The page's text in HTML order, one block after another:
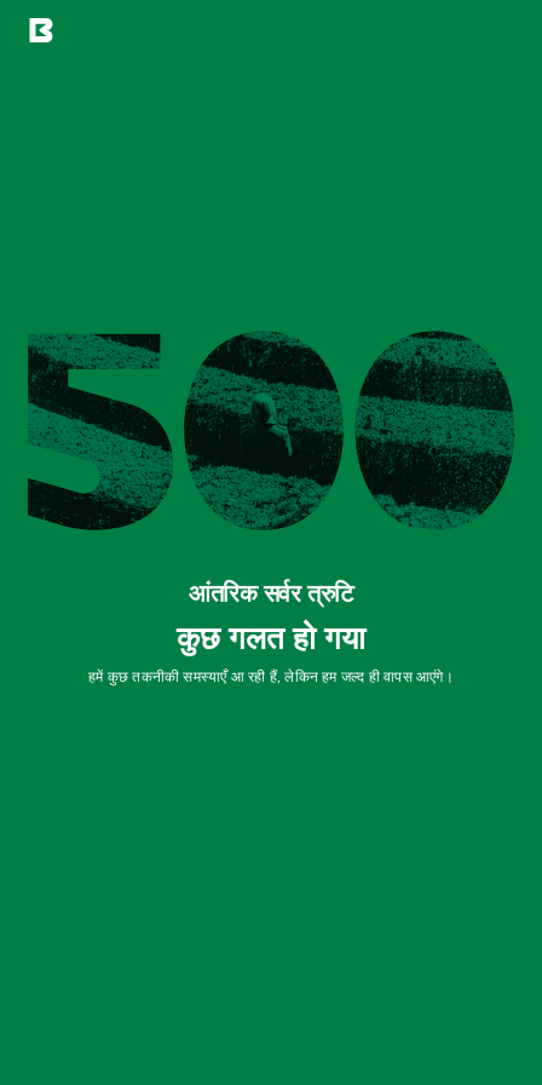
आंतरिक सर्वर त्रुटि
कुछ गलत हो गया
हमें कुछ तकनीकी समस्याएँ आ रही हैं, लेकिन हम जल्द ही वापस आएंगे।